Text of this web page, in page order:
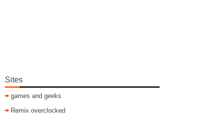
Sites
games and geeks
Remix overclocked